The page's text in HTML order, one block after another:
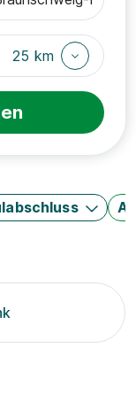
25 km